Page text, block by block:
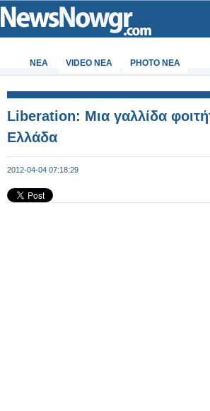
ΝΕΑ VIDEO NEA PHOTO NEA
Liberation: Μια γαλλίδα
Ελλάδα
2012-04-04 07:18:29